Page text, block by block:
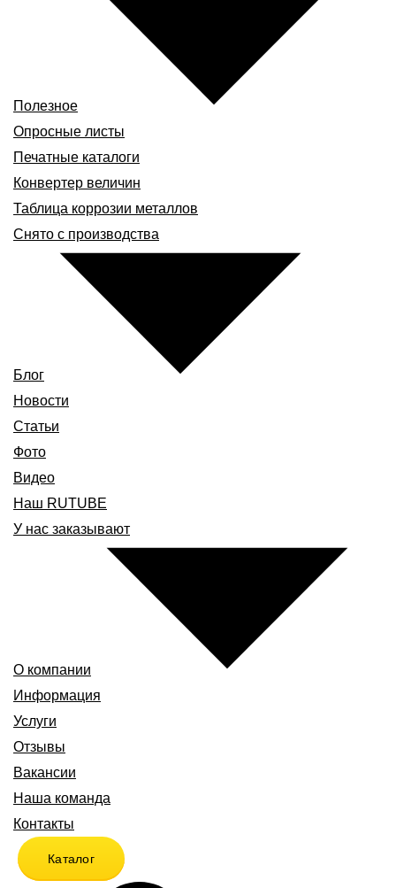
Полезное
Опросные листы
Печатные каталоги
Конвертер величин
Таблица коррозии металлов
Снято с производства
Блог
Новости
Статьи
Фото
Видео
Наш RUTUBE
У нас заказывают
О компании
Информация
Услуги
Отзывы
Вакансии
Наша команда
Контакты
Каталог